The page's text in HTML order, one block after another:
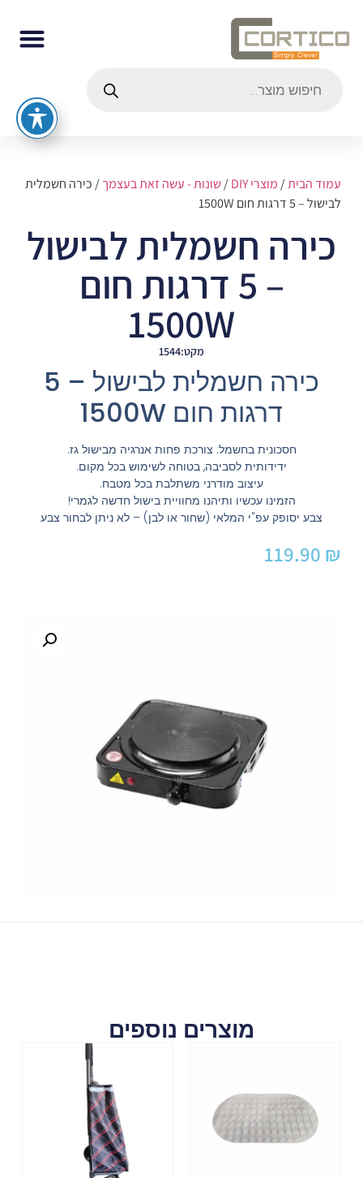
עמוד הבית/מוצרי DIY /שונות - עשה זאת בעצמך/ כירה חשמלית
לבישול – 5 דרגות חום 1500W
כירה חשמלית לבישול
– 5 דרגות חום
1500W
מקט:1544
כירה חשמלית לבישול – 5
דרגות חום 1500W
חסכונית בחשמל: צורכת פחות אנרגיה מבישול גז.
ידידותית לסביבה, בטוחה לשימוש בכל מקום.
עיצוב מודרני משתלבת בכל מטבח.
הזמינו עכשיו ותיהנו מחוויית בישול חדשה לגמרי!
צבע יסופק עפ"י המלאי (שחור או לבן) – לא ניתן לבחור צבע
119.90 ₪
מוצרים נוספים